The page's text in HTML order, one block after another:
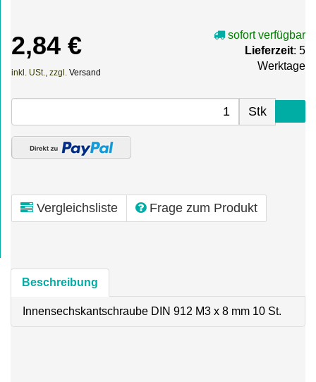
2,84 €
inkl. USt., zzgl. Versand
sofort verfügbar
Lieferzeit: 5
Werktage
Stk
Vergleichsliste Frage zum Produkt
Beschreibung
Innensechskantschraube DIN 912 M3 x 8 mm 10 St.